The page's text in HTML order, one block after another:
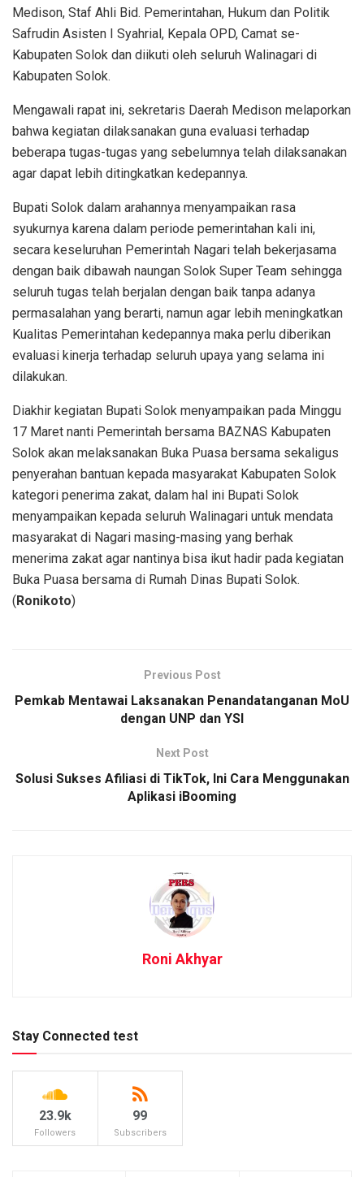
Medison, Staf Ahli Bid. Pemerintahan, Hukum dan Politik
Safrudin Asisten I Syahrial, Kepala OPD, Camat se-
Kabupaten Solok dan diikuti oleh seluruh Walinagari di
Kabupaten Solok.
Mengawali rapat ini, sekretaris Daerah Medison melaporkan
bahwa kegiatan dilaksanakan guna evaluasi terhadap
beberapa tugas-tugas yang sebelumnya telah dilaksanakan
agar dapat lebih ditingkatkan kedepannya.
Bupati Solok dalam arahannya menyampaikan rasa
syukurnya karena dalam periode pemerintahan kali ini,
secara keseluruhan Pemerintah Nagari telah bekerjasama
dengan baik dibawah naungan Solok Super Team sehingga
seluruh tugas telah berjalan dengan baik tanpa adanya
permasalahan yang berarti, namun agar lebih meningkatkan
Kualitas Pemerintahan kedepannya maka perlu diberikan
evaluasi kinerja terhadap seluruh upaya yang selama ini
dilakukan.
Diakhir kegiatan Bupati Solok menyampaikan pada Minggu
17 Maret nanti Pemerintah bersama BAZNAS Kabupaten
Solok akan melaksanakan Buka Puasa bersama sekaligus
penyerahan bantuan kepada masyarakat Kabupaten Solok
kategori penerima zakat, dalam hal ini Bupati Solok
menyampaikan kepada seluruh Walinagari untuk mendata
masyarakat di Nagari masing-masing yang berhak
menerima zakat agar nantinya bisa ikut hadir pada kegiatan
Buka Puasa bersama di Rumah Dinas Bupati Solok.
(Ronikoto)
Previous Post
Pemkab Mentawai Laksanakan Penandatanganan MoU
dengan UNP dan YSI
Next Post
Solusi Sukses Afiliasi di TikTok, Ini Cara Menggunakan
Aplikasi iBooming
Roni Akhyar
Stay Connected test
23.9k
Followers
99
Subscribers